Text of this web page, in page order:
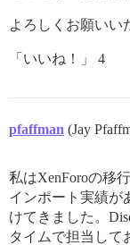
よろしくお願いい
「いいね！」 4
pfaffman (Jay
私はXenForoの移
インポート実績が
けてきました。
タイムで担当して